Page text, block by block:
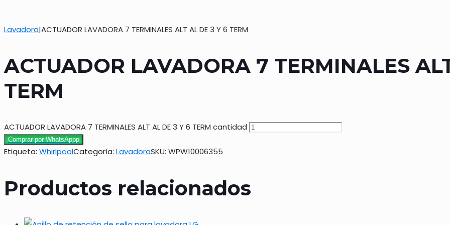
Lavadora|ACTUADOR LAVADORA 7 TERMINALES ALT AL DE 3 Y 6 TERM
ACTUADOR LAVADORA 7 TERMINALES
TERM
ACTUADOR LAVADORA 7 TERMINALES ALT AL DE 3 Y 6 TERM cantidad
Comprar por WhatsAppp
Etiqueta: WhirlpoolCategoría: LavadoraSKU: WPW10006355
Productos relacionados